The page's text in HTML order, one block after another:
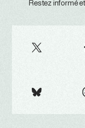
Restez informé